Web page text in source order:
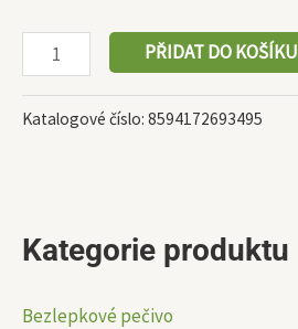
Kategorie produktu
Bezlepkové pečivo
PŘIDAT DO KOŠÍKU
Katalogové číslo: 8594172693495